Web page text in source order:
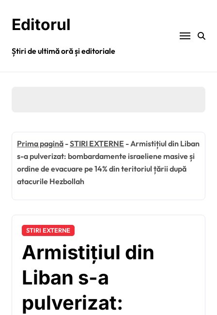
conținutEditorul
Știri de ultimă oră și editoriale
Prima pagină -STIRI EXTERNE - Armistițiul din Liban
s-a pulverizat: bombardamente israeliene masive și
ordine de evacuare pe 14% din teritoriul țării după
atacurile Hezbollah
STIRI EXTERNE
Armistițiul din
Liban s-a
pulverizat: